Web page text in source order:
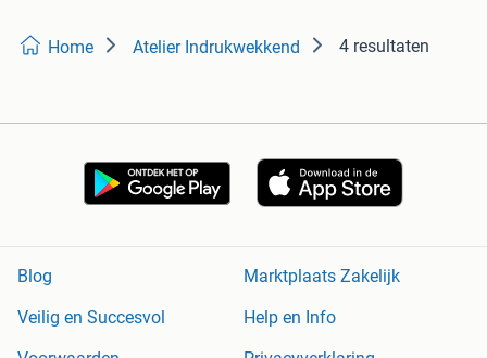
Home Atelier Indrukwekkend 4 resultaten
Blog
Marktplaats Zakelijk
Veilig en Succesvol
Help en Info